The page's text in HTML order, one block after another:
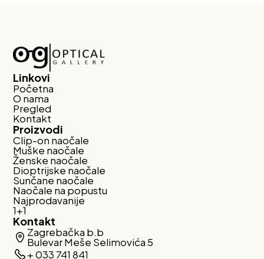
Linkovi
Početna
O nama
Pregled
Kontakt
Proizvodi
Clip-on naočale
Muške naočale
Ženske naočale
Dioptrijske naočale
Sunčane naočale
Naočale na popustu
Najprodavanije
1+1
Kontakt
Zagrebačka b.b
Bulevar Meše Selimovića 5
+ 033 741 841